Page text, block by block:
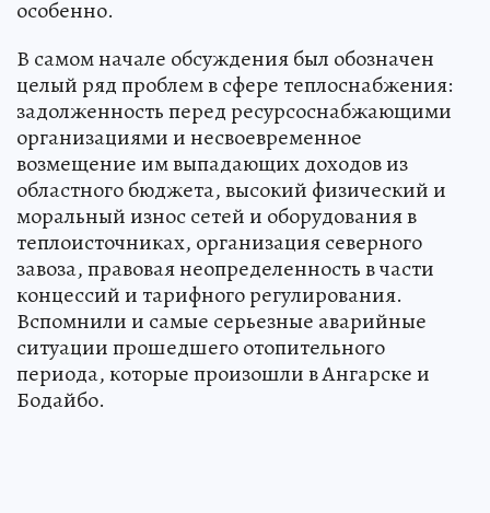
особенно.
В самом начале обсуждения был обозначен
целый ряд проблем в сфере теплоснабжения:
задолженность перед ресурсоснабжающими
организациями и несвоевременное
возмещение им выпадающих доходов из
областного бюджета, высокий физический и
моральный износ сетей и оборудования в
теплоисточниках, организация северного
завоза, правовая неопределенность в части
концессий и тарифного регулирования.
Вспомнили и самые серьезные аварийные
ситуации прошедшего отопительного
периода, которые произошли в Ангарске и
Бодайбо.